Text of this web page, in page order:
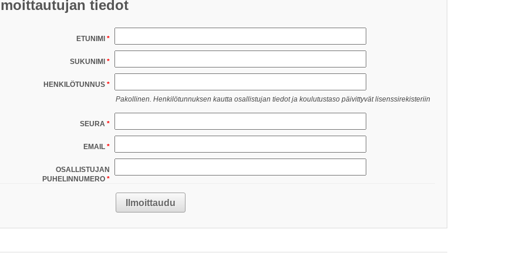
tiedot
ETUNIMI
SUKUNIMI
HENKILÖTUNNUS
Pakollinen. Henkilötunnuksen kautta osallistujan tiedot ja koulutustaso päivittyvät lisenssirekisteriin
SEURA
EMAIL
OSALLISTUJAN
PUHELINNUMERO